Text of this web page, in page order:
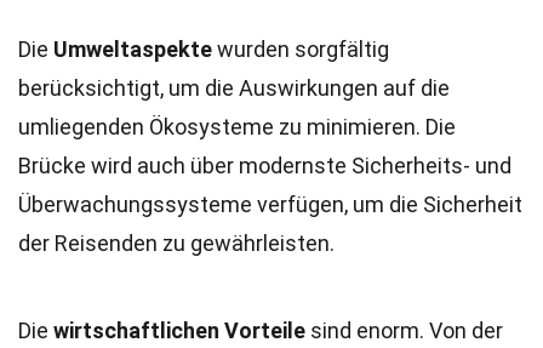
Die Umweltaspektewurden sorgfältig
berücksichtigt, um die Auswirkungen auf die
umliegenden Ökosysteme zu minimieren. Die
Brücke wird auch über modernste Sicherheits- und
Überwachungssysteme verfügen, um die Sicherheit
der Reisenden zu gewährleisten.
Die wirtschaftlichen Vorteile sind enorm. Von der